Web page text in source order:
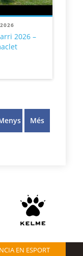
2026 –
Més
EN ESPORT